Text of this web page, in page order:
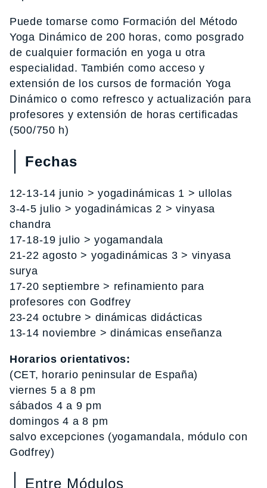
Puede tomarse como Formación del Método
Yoga Dinámico de 200 horas, como posgrado
de cualquier formación en yoga u otra
especialidad. También como acceso y
extensión de los cursos de formación Yoga
Dinámico o como refresco y actualización para
profesores y extensión de horas certificadas
(500/750 h)
Fechas
12-13-14 junio > yogadinámicas 1 > ullolas
3-4-5 julio > yogadinámicas 2 > vinyasa
chandra
17-18-19 julio > yogamandala
21-22 agosto > yogadinámicas 3 > vinyasa
surya
17-20 septiembre > refinamiento para
profesores con Godfrey
23-24 octubre > dinámicas didácticas
13-14 noviembre > dinámicas enseñanza
Horarios orientativos:
(CET, horario peninsular de España)
viernes 5 a 8 pm
sábados 4 a 9 pm
domingos 4 a 8 pm
salvo excepciones (yogamandala, módulo con
Godfrey)
Entre Módulos